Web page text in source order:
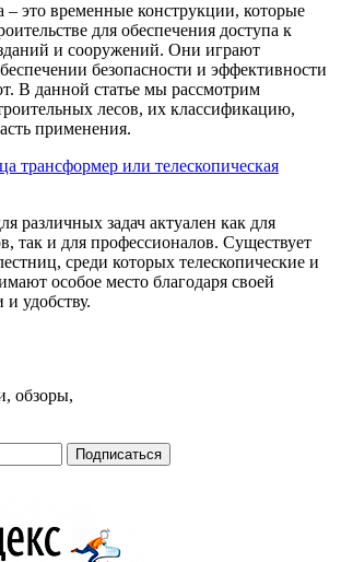
– это временные конструкции, которые
для обеспечения доступа к
и сооружений. Они играют
безопасности и эффективности
В данной статье мы рассмотрим
лесов, их классификацию,
применения.
трансформер или телескопическая
различных задач актуален как для
так и для профессионалов. Существует
среди которых телескопические и
особое место благодаря своей
удобству.
обзоры,